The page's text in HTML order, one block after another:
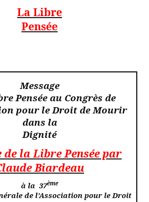
La Libre
Pensée
Message
Pensée au Congrès de
pour le Droit de Mourir
dans la
Dignité
de la Libre Pensée par
Biardeau
à la 37ème
de l’Association pour le Droit